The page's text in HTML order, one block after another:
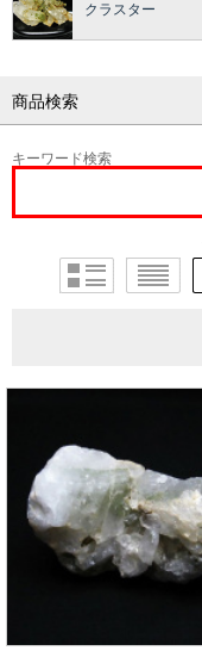
クラスター
商品検索
キーワード検索